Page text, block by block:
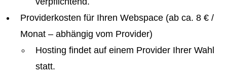
Providerkosten für Ihren Webspace (ab ca. 8 € /
Monat – abhängig vom Provider)
Hosting findet auf einem Provider Ihrer Wahl
statt.